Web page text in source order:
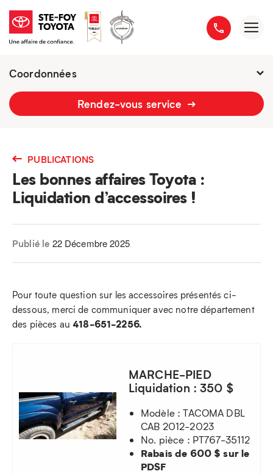
Coordonnées
2777 boulevard du Versant-Nord
Rendez-vous service
PUBLICATIONS
Les bonnes affaires Toyota :
Liquidation d’accessoires !
Publié le 22 Décembre 2025
Pour toute question sur les accessoires présentés ci-
dessous, merci de communiquer avec notre département
des pièces au 418-651-2256.
MARCHE-PIED
Liquidation : 350 $
Modèle : TACOMA DBL
CAB 2012-2023
No. pièce : PT767-35112
Rabais de 600 $ sur le
PDSF